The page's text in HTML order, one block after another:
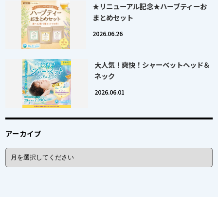
★リニューアル記念★ハーブティーお
まとめセット
2026.06.26
大人気！爽快！シャーベットヘッド＆
ネック
2026.06.01
アーカイブ